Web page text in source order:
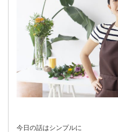
今日の話はシンプルに